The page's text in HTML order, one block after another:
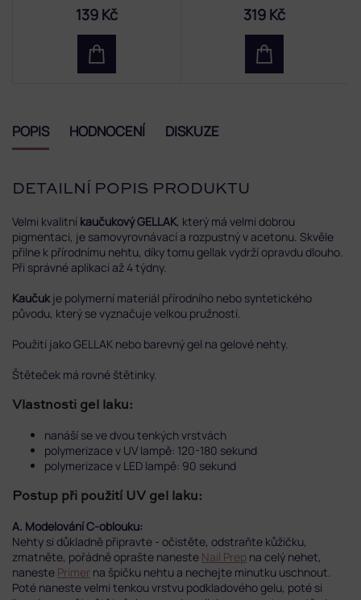
139 Kč 319 Kč
POPIS HODNOCENÍ DISKUZE
DETAILNÍ POPIS PRODUKTU
Velmi kvalitní kaučukový GELLAK, který má velmi dobrou
pigmentaci, je samovyrovnávací a rozpustný v acetonu. Skvěle
přilne k přírodnímu nehtu, díky tomu gellak vydrží opravdu dlouho.
Při správné aplikaci až 4 týdny.
Kaučukje polymerní materiál přírodního nebo syntetického
původu, který se vyznačuje velkou pružností.
Použití jako GELLAK nebo barevný gel na gelové nehty.
Štěteček má rovné štětinky.
Vlastnosti gel laku:
nanáší se ve dvou tenkých vrstvách
polymerizace v UV lampě: 120-180 sekund
polymerizace v LED lampě: 90 sekund
Postup při použití UV gel laku:
A. Modelování C-oblouku:
Nehty si důkladně připravte - očistěte, odstraňte kůžičku,
zmatněte, pořádně oprašte naneste Nail Prep na celý nehet,
naneste Primer na špičku nehtu a nechejte minutku uschnout.
Poté naneste velmi tenkou vrstvu podkladového gelu, poté si